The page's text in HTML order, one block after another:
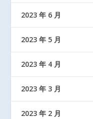
2023 年 6 月
2023 年 5 月
2023 年 4 月
2023 年 3 月
2023 年 2 月